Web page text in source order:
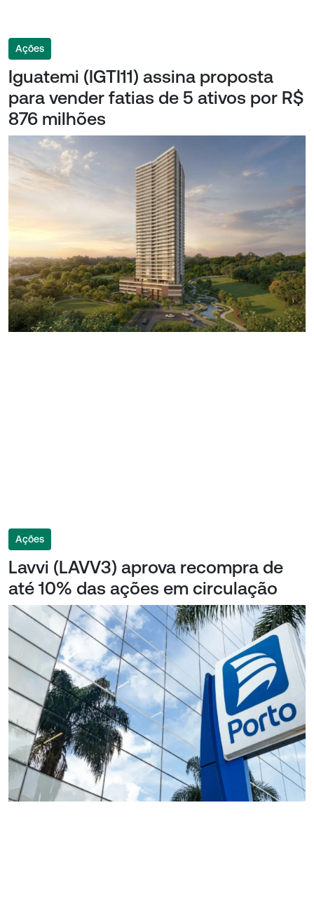
Ações
Iguatemi (IGTI11) assina proposta
para vender fatias de 5 ativos por R$
876 milhões
Ações
Lavvi (LAVV3) aprova recompra de
até 10% das ações em circulação